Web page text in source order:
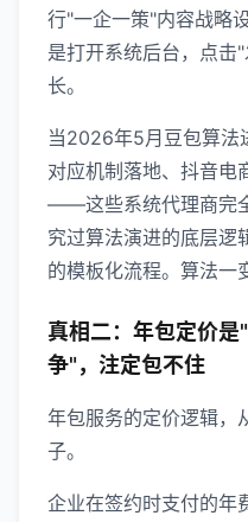
行"一企一策"内容战略
是打开系统后台，点击
长。
当2026年5月豆包算
对应机制落地、抖音电
——这些系统代理商完
究过算法演进的底层逻
的模板化流程。算法一
真相二：年包定价
争"，注定包不住
年包服务的定价逻辑，
子。
企业在签约时支付的年